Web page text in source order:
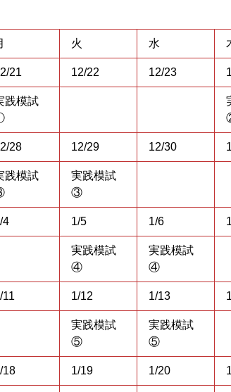
火 水
21 12/22 12/23
践模試
28 12/29 12/30
践模試
実践模試
③
4 1/5 1/6
実践模試
④
実践模試
④
11 1/12 1/13
実践模試
⑤
実践模試
⑤
18 1/19 1/20